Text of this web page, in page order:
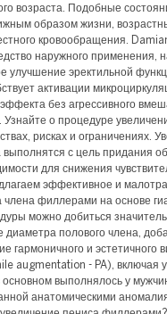
возраста. Подобные
образом жизни,
кровообращения.
наружного применения,
улучшение эректильной
активации
без агрессивного
о процедуре
рисках и ограничениях.
выполнятся с цель придания
для снижения
эффективное и
филлерами на основе
можно добиться
диаметра полового члена,
гармоничного и эстетичного
augmentation - PA), включая
основном выполнялось у
анатомическими